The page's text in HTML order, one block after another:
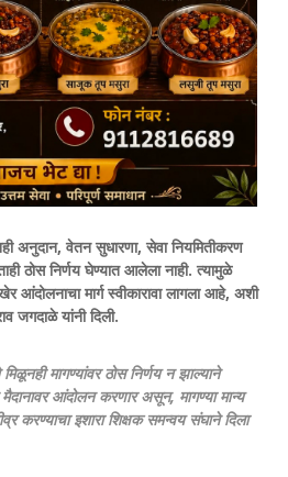
अनुदान, वेतन सुधारणा, सेवा नियमितीकरण
ठोस निर्णय घेण्यात आलेला नाही. त्यामुळे
आंदोलनाचा मार्ग स्वीकारावा लागला आहे, अशी
जगदाळे यांनी दिली.
मागण्यांवर ठोस निर्णय न झाल्याने
आंदोलन करणार असून, मागण्या मान्य
करण्याचा इशारा शिक्षक समन्वय संघाने दिला